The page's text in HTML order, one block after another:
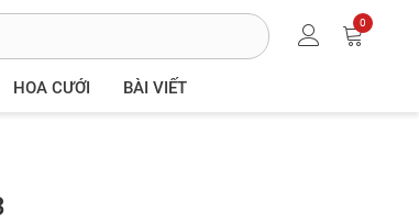
0
HOA CƯỚI BÀI VIẾT